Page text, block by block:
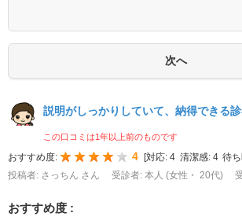
説明がしっかりしていて、納得できる
この口コミは1年以上前のものです
おすすめ度: 4 [対応: 4 清潔感: 4 待
投稿者: さっちん さん
受診者: 本人 (女性・ 20代)
おすすめ度 :